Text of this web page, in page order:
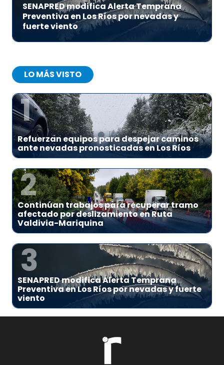
SENAPRED modifica Alerta Temprana
Preventiva en Los Ríos por nevadas y
fuerte viento
LO MÁS VISTO
1
Refuerzan equipos para despejar caminos
ante nevadas pronosticadas en Los Ríos
2
Continúan trabajos para recuperar tramo
afectado por deslizamiento en Ruta
Valdivia-Mariquina
3
SENAPRED modifica Alerta Temprana
Preventiva en Los Ríos por nevadas y fuerte
viento